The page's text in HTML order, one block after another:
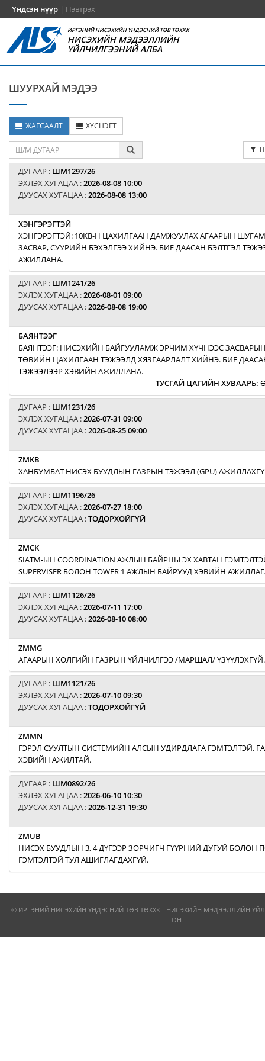
Үндсэн нүүр | Нэвтрэх
ИРГЭНИЙ НИСЭХИЙН ҮНДЭСНИЙ ТӨВ ТӨХХК
НИСЭХИЙН МЭДЭЭЛЛИЙН
ҮЙЛЧИЛГЭЭНИЙ АЛБА
ШУУРХАЙ МЭДЭЭ
ЖАГСААЛТ ХҮСНЭГТ
ДУГААР : ШМ1297/26
ЭХЛЭХ ХУГАЦАА :2026-08-08 10:00
ДУУСАХ ХУГАЦАА :2026-08-08 13:00
ХЭНГЭРЭГТЭЙ
ХЭНГЭРЭГТЭЙ: 10КВ-Н ЦАХИЛГААН ДАМЖУУЛАХ АГААРЫН
ЗАСВАР, СУУРИЙН БЭХЭЛГЭЭ ХИЙНЭ. БИЕ ДААСАН БЭЛТГЭЛ
АЖИЛЛАНА.
ДУГААР : ШМ1241/26
ЭХЛЭХ ХУГАЦАА :2026-08-01 09:00
ДУУСАХ ХУГАЦАА :2026-08-08 19:00
БАЯНТЭЭГ
БАЯНТЭЭГ: НИСЭХИЙН БАЙГУУЛАМЖ ЭРЧИМ ХҮЧНЭЭС
ТӨВИЙН ЦАХИЛГААН ТЭЖЭЭЛД ХЯЗГААРЛАЛТ ХИЙНЭ. БИЕ
ТЭЖЭЭЛЭЭР ХЭВИЙН АЖИЛЛАНА.
ТУСГАЙ ЦАГИЙН ХУВААРЬ:
ДУГААР : ШМ1231/26
ЭХЛЭХ ХУГАЦАА :2026-07-31 09:00
ДУУСАХ ХУГАЦАА :2026-08-25 09:00
ZMKB
ХАНБУМБАТ НИСЭХ БУУДЛЫН ГАЗРЫН ТЭЖЭЭЛ (GPU)
ДУГААР : ШМ1196/26
ЭХЛЭХ ХУГАЦАА :2026-07-27 18:00
ДУУСАХ ХУГАЦАА :ТОДОРХОЙГҮЙ
ZMCK
SIATM-ЫН COORDINATION АЖЛЫН БАЙРНЫ ЭХ ХАВТАН
SUPERVISER БОЛОН TOWER 1 АЖЛЫН БАЙРУУД ХЭВИЙН
ДУГААР : ШМ1126/26
ЭХЛЭХ ХУГАЦАА :2026-07-11 17:00
ДУУСАХ ХУГАЦАА :2026-08-10 08:00
ZMMG
АГААРЫН ХӨЛГИЙН ГАЗРЫН ҮЙЛЧИЛГЭЭ /МАРШАЛ/ ҮЗҮҮЛЭХГҮЙ.
ДУГААР : ШМ1121/26
ЭХЛЭХ ХУГАЦАА :2026-07-10 09:30
ДУУСАХ ХУГАЦАА :ТОДОРХОЙГҮЙ
ZMMN
ГЭРЭЛ СУУЛТЫН СИСТЕМИЙН АЛСЫН УДИРДЛАГА ГЭМТЭЛТЭЙ.
ХЭВИЙН АЖИЛТАЙ.
ДУГААР : ШМ0892/26
ЭХЛЭХ ХУГАЦАА :2026-06-10 10:30
ДУУСАХ ХУГАЦАА :2026-12-31 19:30
ZMUB
НИСЭХ БУУДЛЫН 3, 4 ДҮГЭЭР ЗОРЧИГЧ ГҮҮРНИЙ ДУГУЙ БОЛОН
ГЭМТЭЛТЭЙ ТУЛ АШИГЛАГДАХГҮЙ.
© ИРГЭНИЙ НИСЭХИЙН ҮНДЭСНИЙ ТӨВ ТӨХХК - НИСЭХИЙН МЭДЭЭЛЛИЙН
ОН